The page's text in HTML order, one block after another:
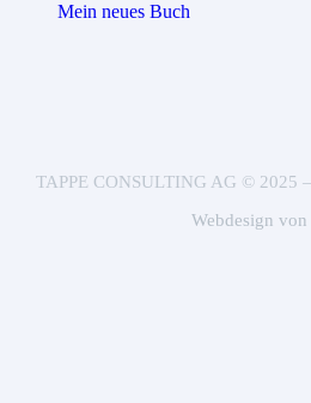
Mein neues Buch
TAPPE CONSULTING AG © 2025
Webdesign von